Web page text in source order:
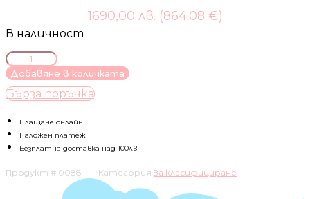
1690,00 лв. (864.08 €)
В наличност
количество
за
Adbor-
бебешка
3в1
Avenue
3D:
син
текстил/
Добавяне в количката
Бърза поръчка
Плащане онлайн
Наложен платеж
Безплатна доставка над 100лв
Продукт # 0088 Категория За класифициране